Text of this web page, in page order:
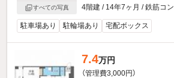
すべての写真
4階建 / 14年7ヶ月 / 鉄筋コン
駐車場あり 駐輪場あり 宅配ボックス
7.4万円
（管理費3,000円）